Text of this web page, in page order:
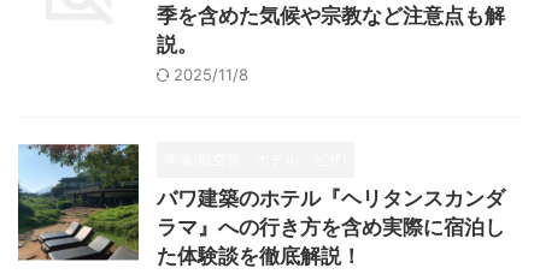
季を含めた気候や宗教など注意点も解
説。
2025/11/8
バワ建築のホテル『ヘリタンスカンダ
ラマ』への行き方を含め実際に宿泊し
た体験談を徹底解説！